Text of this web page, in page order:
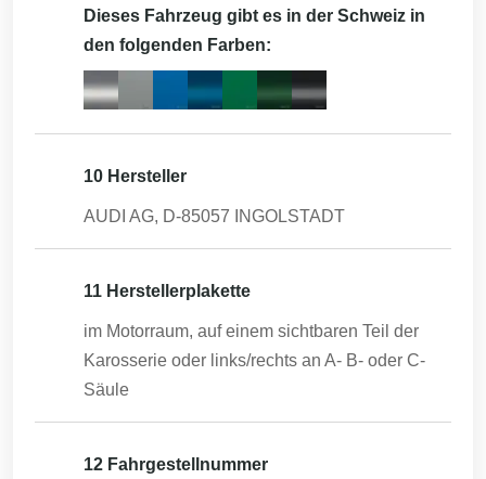
Dieses Fahrzeug gibt es in der Schweiz in
den folgenden Farben:
10 Hersteller
AUDI AG, D-85057 INGOLSTADT
11 Herstellerplakette
im Motorraum, auf einem sichtbaren Teil der
Karosserie oder links/rechts an A- B- oder C-
Säule
12 Fahrgestellnummer